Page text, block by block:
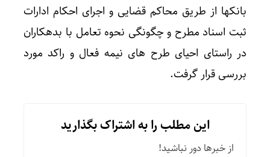
بانکها از طریق محاکم قضایی و اجرای احکام ادارات
ثبت اسناد مطرح و چگونگی نحوه تعامل با بدهکاران
در راستای احیای طرح های نیمه فعال و راکد مورد
بررسی قرار گرفت.
این مطلب را به اشتراک بگذارید
از خبرها دور نباشید!